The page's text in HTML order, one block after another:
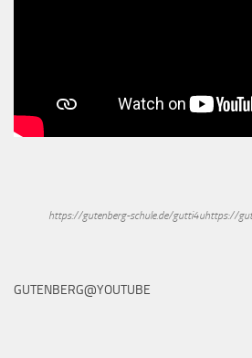
https://gutenberg-schule.de/gutti4uhttps://
GUTENBERG@YOUTUBE